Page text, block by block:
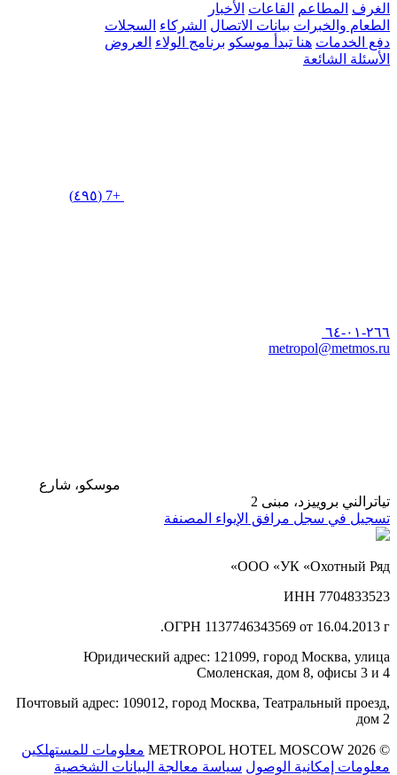
الغرف المطاعم القاعات الأخبار
الطعام والخبرات بيانات الاتصال الشركاء السجلات
دفع الخدمات هنا تبدأ موسكو برنامج الولاء العروض
الأسئلة الشائعة
+7 (٤٩٥)
٢٦٦-٠١-٦٤
metropol@metmos.ru
موسكو، شارع
تياترالني بروييزد، مبنى 2
تسجيل في سجل مرافق الإيواء المصنفة
ООО «УК «Охотный Ряд»
ИНН 7704833523
ОГРН 1137746343569 от 16.04.2013 г.
Юридический адрес: 121099, город Москва, улица
Смоленская, дом 8, офисы 3 и 4
Почтовый адрес: 109012, город Москва, Театральный проезд,
дом 2
© 2026 METROPOL HOTEL MOSCOW
معلومات للمستهلكين
معلومات إمكانية الوصول سياسة معالجة البيانات الشخصية